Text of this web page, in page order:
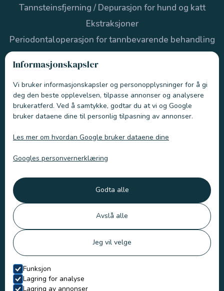
Informasjonskapsler
Vi bruker informasjonskapsler og personopplysninger for å gi
deg den beste opplevelsen, tilpasse annonser og analysere
brukeratferd. Ved å samtykke, godtar du at vi og Google
bruker dataene dine til personlig tilpasning av annonser.
Les mer om hvordan Google bruker dataene dine
Googles personvernerklæring
Avslå alle
Jeg vil velge
Godta alle
Funksjon
Lagring for analyse
Lagring av annonser
Tannsteinsfjerning / Depurasjon for hund og katt
Ekstraksjoner
Periodontaloperasjon for tannbevarende behandling
Rekonstruksjon av kjeve
Kreftoperasjon
Tanncysteoperasjon
Tannregulering for hund
Kroner
Fremmedlegemeoperasjon i munnhule, nese og svelg
Spyttcyste
BOAS (brachiocephalic obstructive airway syndrome)
Oronasal fistel
Ganespalte